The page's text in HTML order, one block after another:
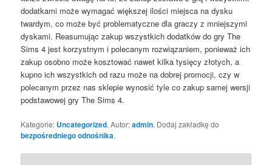
dodatkami może wymagać większej ilości miejsca na dysku
twardym, co może być problematyczne dla graczy z mniejszymi
dyskami. Reasumując zakup wszystkich dodatków do gry The
Sims 4 jest korzystnym i polecanym rozwiązaniem, ponieważ ich
zakup osobno może kosztować nawet kilka tysięcy złotych, a
kupno ich wszystkich od razu może na dobrej promocji, czy w
polecanym przez nas sklepie wynosić tyle co zakup samej wersji
podstawowej gry The Sims 4.
Kategorie: Uncategorized. Autor:admin. Dodaj zakładkę do
bezpośredniego odnośnika.